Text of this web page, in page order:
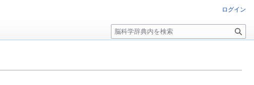
ログイン
検
索